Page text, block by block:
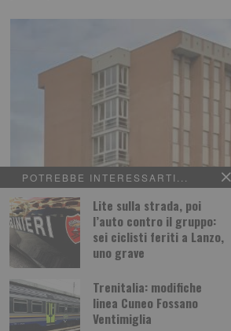
POTREBBE INTERESSARTI...
Lite sulla strada, poi
l’auto contro il gruppo:
sei ciclisti feriti a Lanzo,
uno grave
Trenitalia: modifiche
linea Cuneo Fossano
Ventimiglia
“Carcere piazza di spaccio”: agente
Aveva rilasciato un’intervista al Tg5 e l’agente
penitenziaria è stato sospeso dal servizio